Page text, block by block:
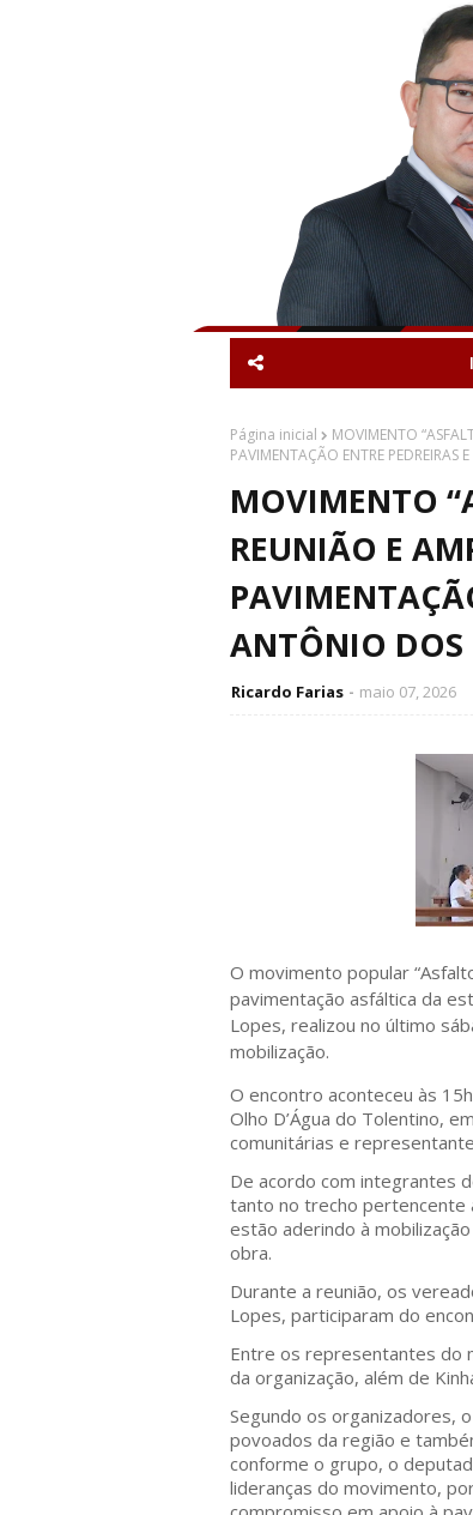
Página inicial
MOVIMENTO
PAVIMENTAÇÃO ENTRE PEDREIRAS
MOVIMENTO
REUNIÃO E
ANTÔNIO DOS
Ricardo Farias maio 07, 2026
O movimento popular
pavimentação asfáltica da
Lopes, realizou no último
mobilização.
O encontro aconteceu às
Olho D’Água do Tolentino,
comunitárias e
De acordo com integrantes
tanto no trecho pertencente
estão aderindo à
obra.
Durante a reunião, os
Lopes, participaram do
Entre os representantes do
da organização, além de
Segundo os organizadores,
povoados da região e
conforme o grupo, o
lideranças do movimento,